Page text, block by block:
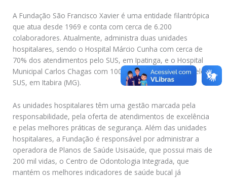
A Fundação São Francisco Xavier é uma entidade filantrópica
que atua desde 1969 e conta com cerca de 6.200
colaboradores. Atualmente, administra duas unidades
hospitalares, sendo o Hospital Márcio Cunha com cerca de
70% dos atendimentos pelo SUS, em Ipatinga, e o Hospital
Municipal Carlos Chagas com 100% dos atendimentos pelo
SUS, em Itabira (MG).
As unidades hospitalares têm uma gestão marcada pela
responsabilidade, pela oferta de atendimentos de excelência
e pelas melhores práticas de segurança. Além das unidades
hospitalares, a Fundação é responsável por administrar a
operadora de Planos de Saúde Usisaúde, que possui mais de
200 mil vidas, o Centro de Odontologia Integrada, que
mantém os melhores indicadores de saúde bucal já